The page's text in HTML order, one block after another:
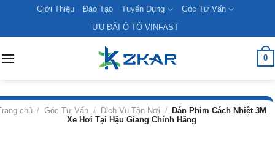
content
Giới Thiệu Đào Tạo Tuyển Dụng
Góc Tư Vấn
ƯU ĐÃI Ô TÔ VINFAST
0
chủ / Góc Tư Vấn / Dịch Vụ Tận Nơi /
Dán Phim Cách Nhiệt 3M
Xe Hơi Tại Hậu Giang Chính Hãng